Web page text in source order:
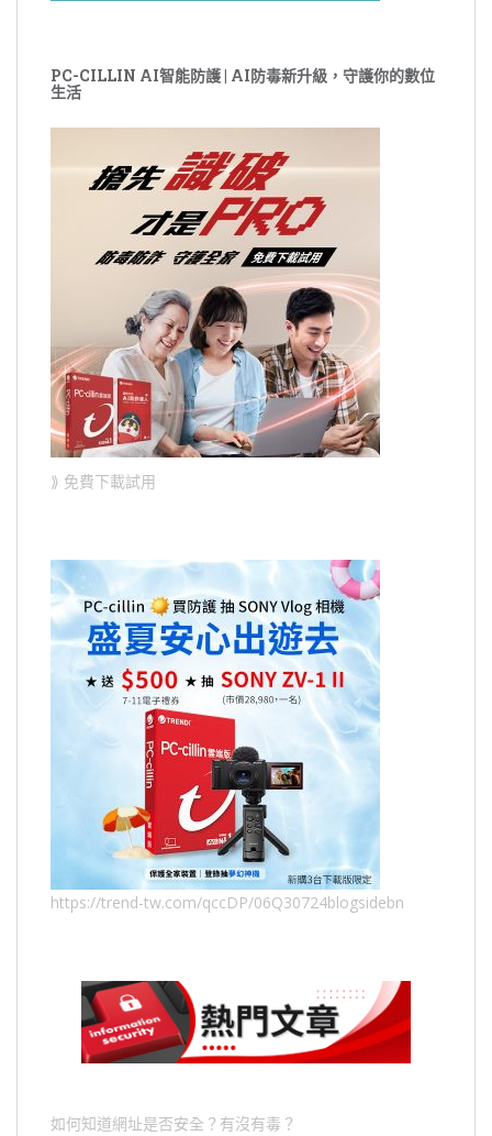
PC-CILLIN AI智能防護 | AI防毒新升級，守護你的數位
生活
⟫ 免費下載試用
https://trend-tw.com/qccDP/06Q30724blogsidebn
如何知道網址是否安全？有沒有毒？